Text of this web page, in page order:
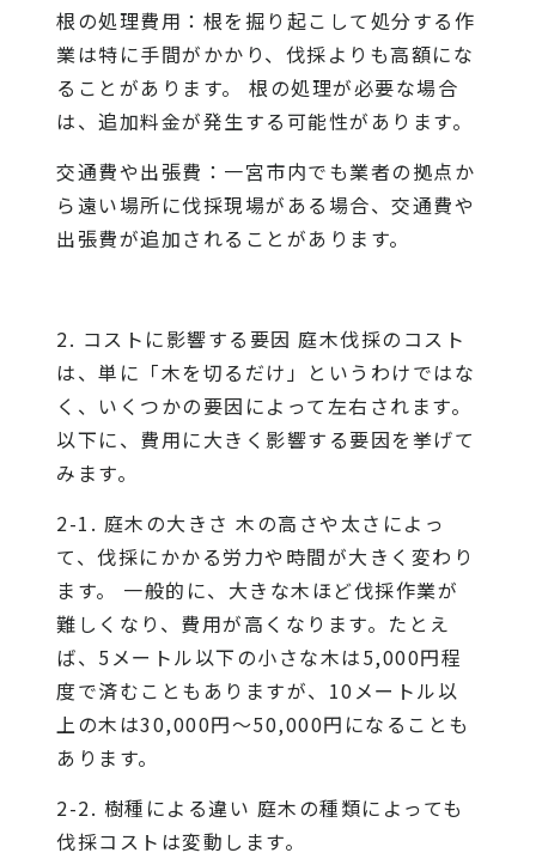
根の処理費用：根を掘り起こして処分する作
業は特に手間がかかり、伐採よりも高額にな
ることがあります。 根の処理が必要な場合
は、追加料金が発生する可能性があります。
交通費や出張費：一宮市内でも業者の拠点か
ら遠い場所に伐採現場がある場合、交通費や
出張費が追加されることがあります。
2. コストに影響する要因 庭木伐採のコスト
は、単に「木を切るだけ」というわけではな
く、いくつかの要因によって左右されます。
以下に、費用に大きく影響する要因を挙げて
みます。
2-1. 庭木の大きさ 木の高さや太さによっ
て、伐採にかかる労力や時間が大きく変わり
ます。 一般的に、大きな木ほど伐採作業が
難しくなり、費用が高くなります。たとえ
ば、5メートル以下の小さな木は5,000円程
度で済むこともありますが、10メートル以
上の木は30,000円～50,000円になることも
あります。
2-2. 樹種による違い 庭木の種類によっても
伐採コストは変動します。